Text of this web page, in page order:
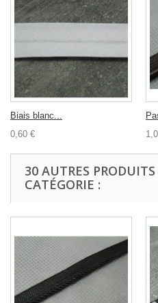
Biais blanc...
0,60 €
30 AUTRES
CATÉGORIE :